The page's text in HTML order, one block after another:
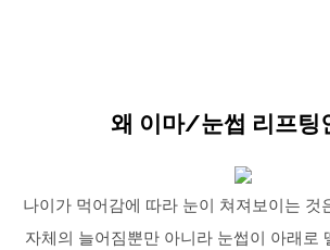
왜 이마/눈썹 리프팅
나이가 먹어감에 따라 눈이 쳐져보이는 것
자체의 늘어짐뿐만 아니라 눈썹이 아래로